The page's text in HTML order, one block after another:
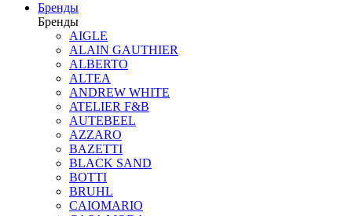
Бренды
Бренды
AIGLE
ALAIN GAUTHIER
ALBERTO
ALTEA
ANDREW WHITE
ATELIER F&B
AUTEBEEL
AZZARO
BAZETTI
BLACK SAND
BOTTI
BRUHL
CAIOMARIO